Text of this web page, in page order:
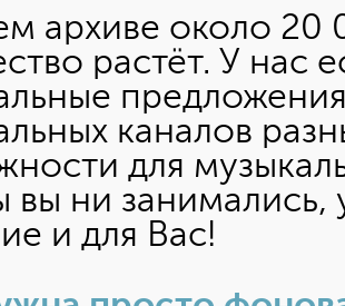
архиве около 20
растёт. У нас
каналов
для
вы ни занимались,
и для Вас!